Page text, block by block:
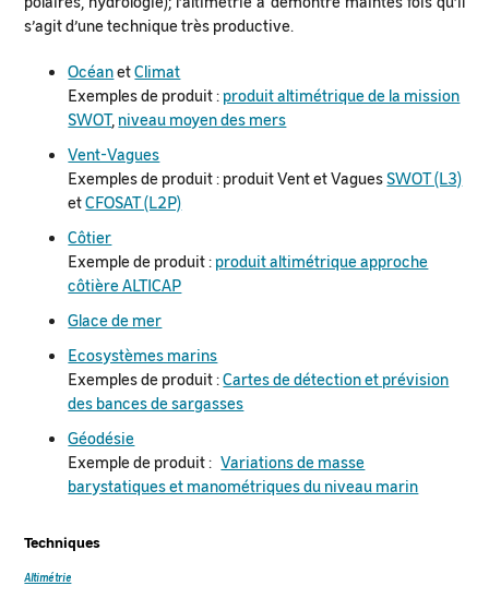
s’agit d’une technique très productive.
OcéanetClimat
Exemples de produit :produit altimétrique de la mission
SWOT,niveau moyen des mers
Vent-Vagues
Exemples de produit : produit Vent et VaguesSWOT (L3)
etCFOSAT (L2P)
Côtier
Exemple de produit :produit altimétrique approche
côtière ALTICAP
Glace de mer
Ecosystèmes marins
Exemples de produit :Cartes de détection et prévision
des bances de sargasses
Géodésie
Exemple de produit :Variations de masse
barystatiques et manométriques du niveau marin
Techniques
Altimétrie